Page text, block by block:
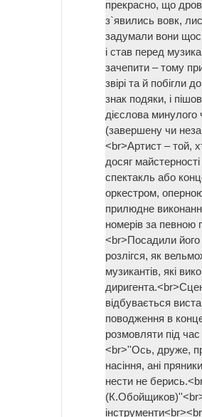
прекрасно, що
з`явились вовк,
задумали вони
і став перед
зачепити – тому
звірі та й побігли
знак подяки, і
дієслова
(завершену чи
<br>Артист – той,
досяг
спектакль або
оркестром,
прилюдне
номерів за певною
<br>Посадили його
розлігся, як
музикантів, які
відбувається
поводження в
розмовляти під
<br>''Ось, друже,
насіння, ані
нести не